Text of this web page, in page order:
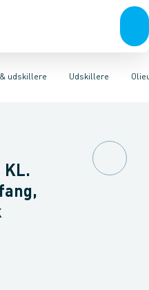
udskillere
LinjeafvandingTanke,
Udskillere
Mini renseanlæg
til udskillereSandfang